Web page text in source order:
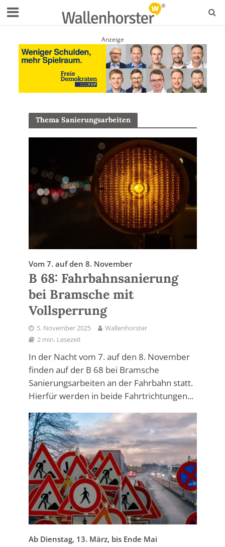
Anzeige
Thema Sanierungsarbeiten
Vom 7. auf den 8. November
B 68: Fahrbahnsanierung
bei Bramsche mit
Vollsperrung
5. November 2025
Wallenhorster
2 min. Lesezeit
In der Nacht vom 7. auf den 8. November
finden auf der B 68 bei Bramsche
Sanierungsarbeiten an der Fahrbahn statt.
Hierfür werden in beide Fahrtrichtungen...
Ab Dienstag, 13. März, bis Ende Mai